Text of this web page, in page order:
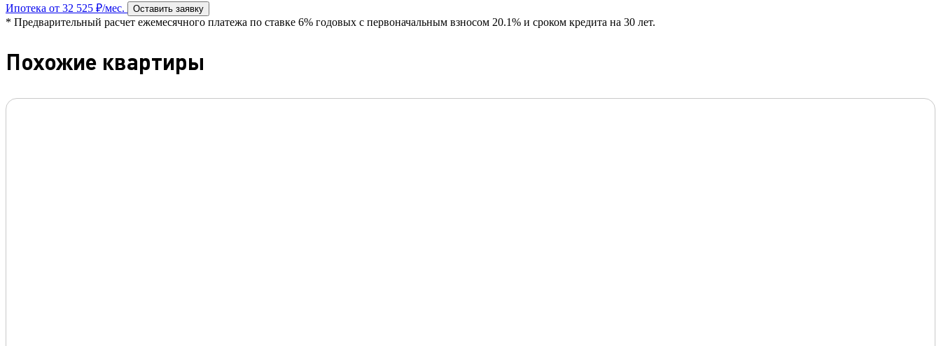
Ипотека от 32 525 ₽/мес. Оставить заявку
* Предварительный расчет ежемесячного платежа по ставке 6% годовых с первоначальным взносом 20.1% и сроком кредита на 30 лет.
Похожие квартиры